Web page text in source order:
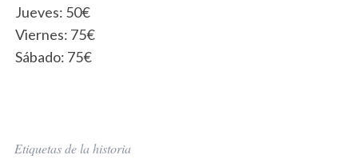
Jueves: 50€
Viernes: 75€
Sábado: 75€
Etiquetas de la historia